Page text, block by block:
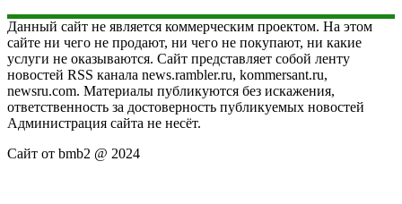
Данный сайт не является коммерческим проектом. На этом
сайте ни чего не продают, ни чего не покупают, ни какие
услуги не оказываются. Сайт представляет собой ленту
новостей RSS канала news.rambler.ru, kommersant.ru,
newsru.com. Материалы публикуются без искажения,
ответственность за достоверность публикуемых новостей
Администрация сайта не несёт.
Сайт от bmb2 @ 2024